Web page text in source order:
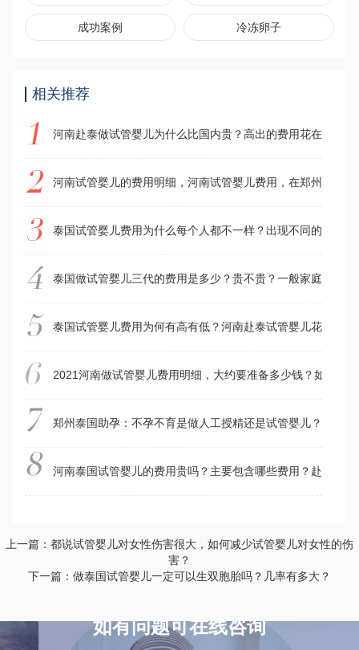
成功案例 冷冻卵子
相关推荐
河南赴泰做试管婴儿为什么比国内贵？高出的费用花在了哪里
河南试管婴儿的费用明细，河南试管婴儿费用，在郑州做试
泰国试管婴儿费用为什么每个人都不一样？出现不同的原因是
泰国做试管婴儿三代的费用是多少？贵不贵？一般家庭能负担
泰国试管婴儿费用为何有高有低？河南赴泰试管婴儿花费具
2021河南做试管婴儿费用明细，大约要准备多少钱？如何才
郑州泰国助孕：不孕不育是做人工授精还是试管婴儿？人工
河南泰国试管婴儿的费用贵吗？主要包含哪些费用？赴泰之
上一篇：都说试管婴儿对女性伤害很大，如何减少试管婴儿对女性的伤
害？
下一篇：做泰国试管婴儿一定可以生双胞胎吗？几率有多大？
如有问题可在线咨询